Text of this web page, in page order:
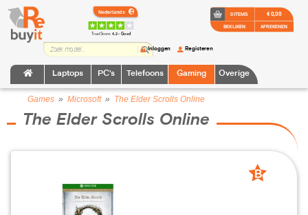
TrustScore:4.2 • Goed
Laptops PC's Telefoons Gaming Overige
Inloggen Registeren
0 ITEMS
BEKIJKEN
€ 0,00
AFREKENEN
Games » Microsoft» The Elder Scrolls Online
The Elder Scrolls Online
B